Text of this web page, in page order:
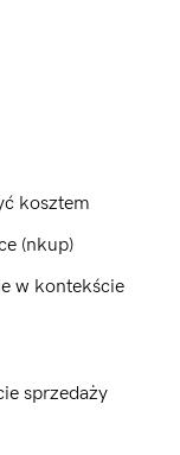
kosztem
(nkup)
w kontekście
sprzedaży